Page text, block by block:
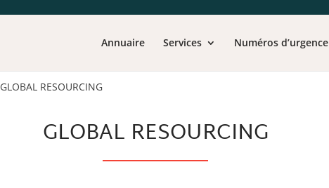
Annuaire Services Numéros d’urgence
GLOBAL RESOURCING
GLOBAL RESOURCING